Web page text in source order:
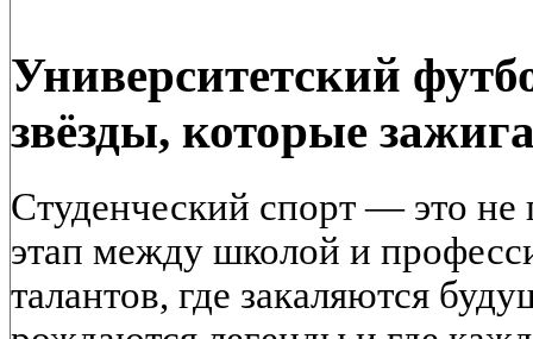
Университетский
звёзды, которые
Студенческий спорт — это
этап между школой и
талантов, где закаляются